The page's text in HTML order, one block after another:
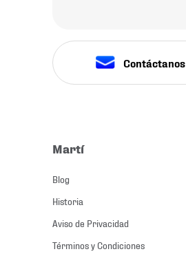
Contáctanos
Martí
Blog
Historia
Aviso de Privacidad
Términos y Condiciones